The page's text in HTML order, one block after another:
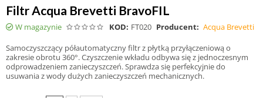
Filtr Acqua Brevetti BravoFIL
W magazynie KOD: FT020 Producent: Acqua Brevetti
Samoczyszczący półautomatyczny filtr z płytką przyłączeniową o
zakresie obrotu 360°. Czyszczenie wkładu odbywa się z jednoczesnym
odprowadzeniem zanieczyszczeń. Sprawdza się perfekcyjnie do
usuwania z wody dużych zanieczyszczeń mechanicznych.